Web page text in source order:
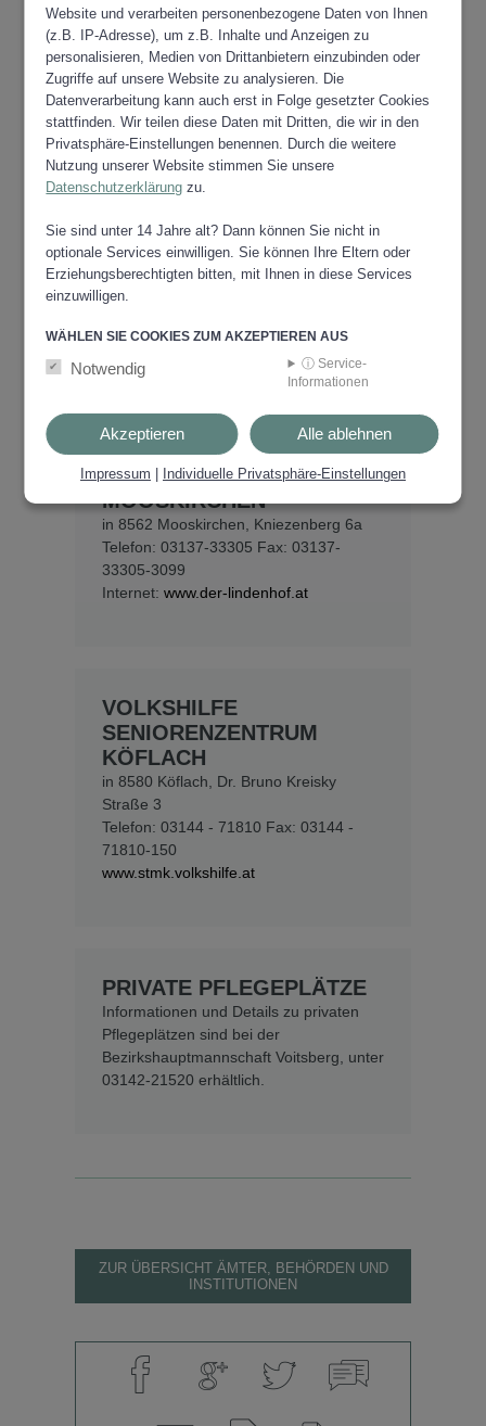
in 8583 Edelschrott, Wöllmiss 462
Telefon: 03145/588 Mobil: 0699-
118811-88 oder -89
Fax: 03145-588-7
Internet: www.pflegeheim-waldhaus.at
BÄRNBACH
in 8572 Bärnbach, Schulgasse 4
Telefon: 03142-62888 Fax: 03142-
Internet:www.stmk.volkshilfe.at
SENIORENKOMPETENZZENTRUM
LINDENHOF
MOOSKIRCHEN
in 8562 Mooskirchen, Kniezenberg 6a
Telefon: 03137-33305 Fax: 03137-
33305-3099
Internet: www.der-lindenhof.at
VOLKSHILFE
SENIORENZENTRUM
KÖFLACH
in 8580 Köflach, Dr. Bruno Kreisky
Straße 3
Telefon: 03144 - 71810 Fax: 03144 -
71810-150
www.stmk.volkshilfe.at
PRIVATE PFLEGEPLÄTZE
Informationen und Details zu privaten
Pflegeplätzen sind bei der
Bezirkshauptmannschaft Voitsberg, unter
03142-21520 erhältlich.
ZUR ÜBERSICHT ÄMTER, BEHÖRDEN UND
INSTITUTIONEN
Website und verarbeiten personenbezogene Daten von Ihnen
(z.B. IP-Adresse), um z.B. Inhalte und Anzeigen zu
personalisieren, Medien von Drittanbietern einzubinden oder
Zugriffe auf unsere Website zu analysieren. Die
Datenverarbeitung kann auch erst in Folge gesetzter Cookies
stattfinden. Wir teilen diese Daten mit Dritten, die wir in den
Privatsphäre-Einstellungen benennen. Durch die weitere
Nutzung unserer Website stimmen Sie unsere
Datenschutzerklärung zu.
Sie sind unter 14 Jahre alt? Dann können Sie nicht in
optionale Services einwilligen. Sie können Ihre Eltern oder
Erziehungsberechtigten bitten, mit Ihnen in diese Services
einzuwilligen.
WÄHLEN SIE COOKIES ZUM AKZEPTIEREN AUS
Notwendig
ⓘ Service-
Informationen
Akzeptieren Alle ablehnen
Impressum Individuelle Privatsphäre-Einstellungen